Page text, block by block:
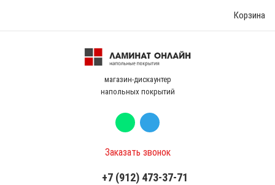
Корзина
магазин-дискаунтер
напольных покрытий
Заказать звонок
+7 (912) 473-37-71